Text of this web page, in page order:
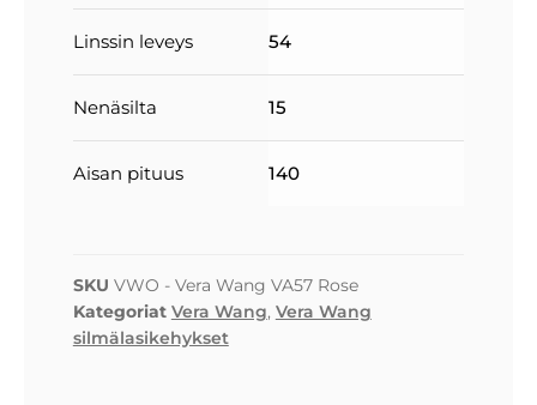
Linssin leveys 54
Nenäsilta 15
Aisan pituus 140
SKU VWO - Vera Wang VA57 Rose
Kategoriat Vera Wang, Vera Wang
silmälasikehykset